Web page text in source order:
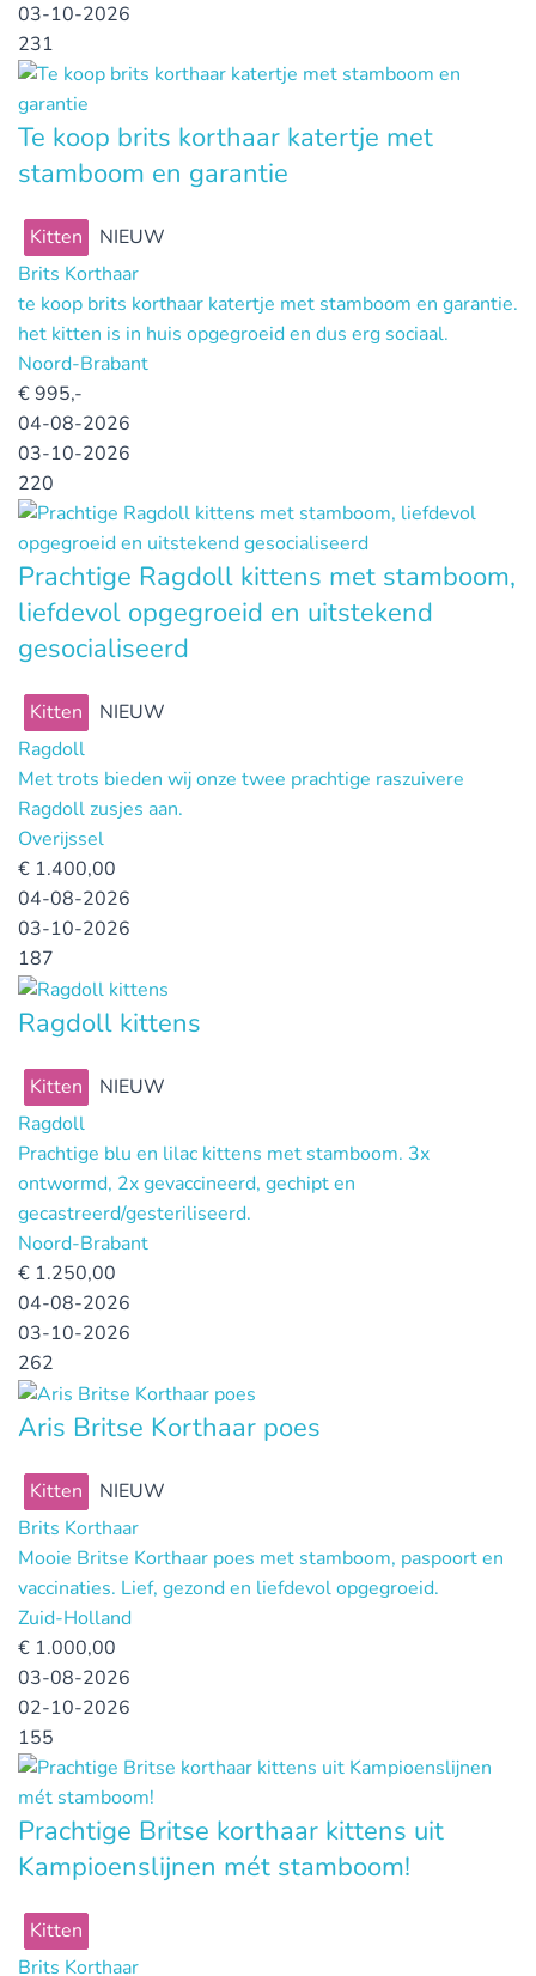
03-10-2026
231
Te koop brits korthaar katertje met
stamboom en garantie
Kitten
NIEUW
Brits Korthaar
te koop brits korthaar katertje met stamboom en garantie.
het kitten is in huis opgegroeid en dus erg sociaal.
Noord-Brabant
€995,-
04-08-2026
03-10-2026
220
Prachtige Ragdoll kittens met stamboom,
liefdevol opgegroeid en uitstekend
gesocialiseerd
Kitten
NIEUW
Ragdoll
Met trots bieden wij onze twee prachtige raszuivere
Ragdoll zusjes aan.
Overijssel
€ 1.400,00
04-08-2026
03-10-2026
187
Ragdoll kittens
Kitten
NIEUW
Ragdoll
Prachtige blu en lilac kittens met stamboom. 3x
ontwormd, 2x gevaccineerd, gechipt en
gecastreerd/gesteriliseerd.
Noord-Brabant
€ 1.250,00
04-08-2026
03-10-2026
262
Aris Britse Korthaar poes
Kitten
NIEUW
Brits Korthaar
Mooie Britse Korthaar poes met stamboom, paspoort en
vaccinaties. Lief, gezond en liefdevol opgegroeid.
Zuid-Holland
€ 1.000,00
03-08-2026
02-10-2026
155
Prachtige Britse korthaar kittens uit
Kampioenslijnen mét stamboom!
Kitten
Brits Korthaar